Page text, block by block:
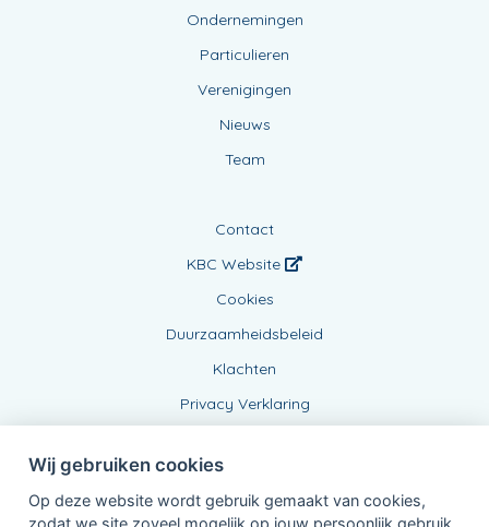
Ondernemingen
Particulieren
Verenigingen
Nieuws
Team
Contact
KBC Website
Cookies
Duurzaamheidsbeleid
Klachten
Privacy Verklaring
Wij gebruiken cookies
Op deze website wordt gebruik gemaakt van cookies,
zodat we site zoveel mogelijk op jouw persoonlijk gebruik